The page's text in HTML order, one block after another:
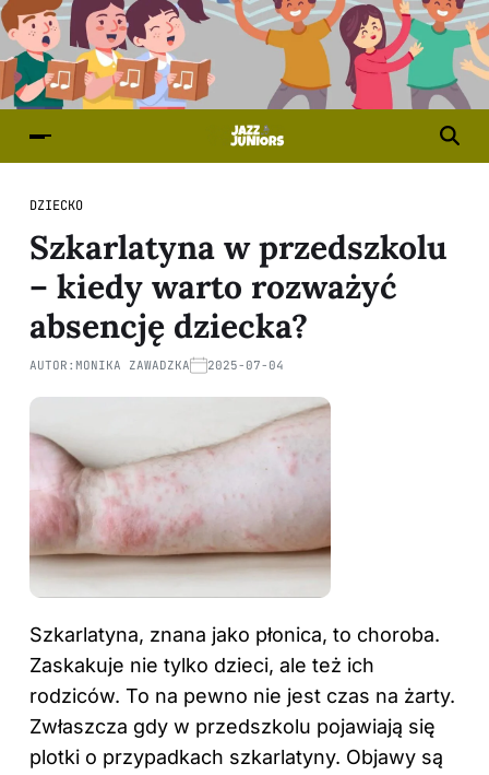
DZIECKO
Szkarlatyna w przedszkolu
– kiedy warto rozważyć
absencję dziecka?
AUTOR: MONIKA ZAWADZKA 2025-07-04
Szkarlatyna, znana jako płonica, to choroba.
Zaskakuje nie tylko dzieci, ale też ich
rodziców. To na pewno nie jest czas na żarty.
Zwłaszcza gdy w przedszkolu pojawiają się
plotki o przypadkach szkarlatyny. Objawy są